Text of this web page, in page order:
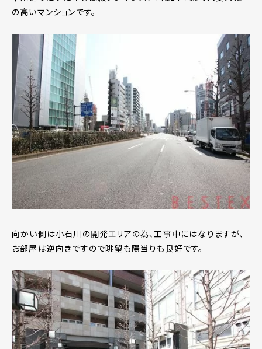
の高いマンションです。
向かい側は小石川の開発エリアの為、工事中にはなりますが、
お部屋は逆向きですので眺望も陽当りも良好です。